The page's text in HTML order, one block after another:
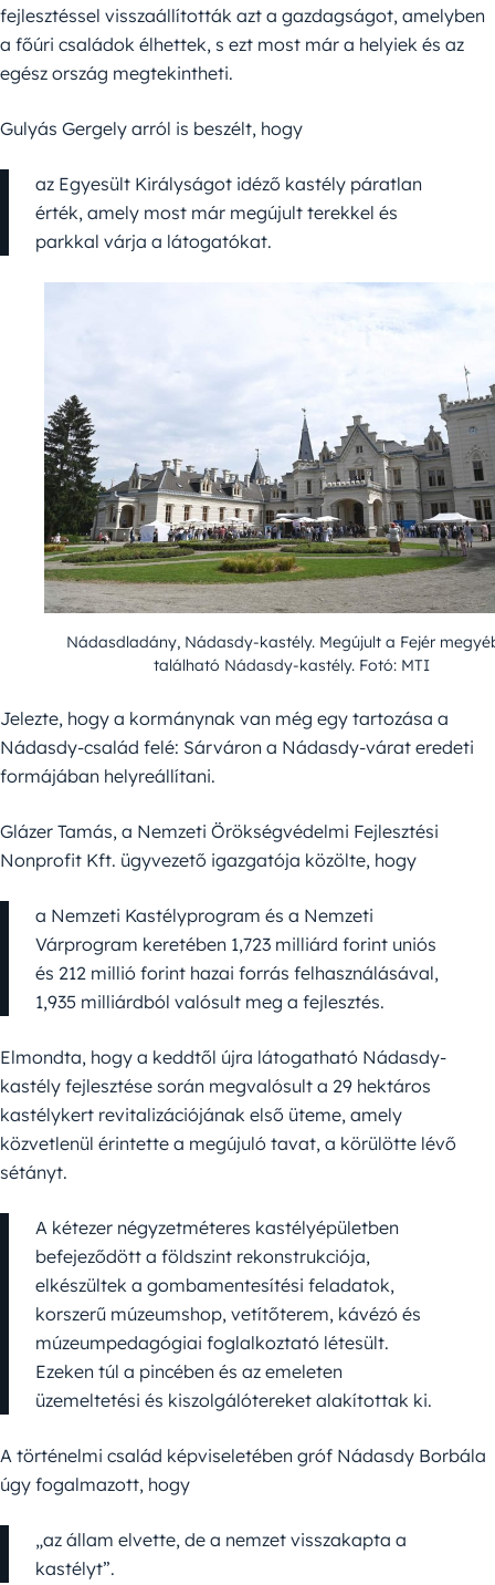
fejlesztéssel visszaállították azt a gazdagságot, amelyben
a főúri családok élhettek, s ezt most már a helyiek és az
egész ország megtekintheti.
Gulyás Gergely arról is beszélt, hogy
az Egyesült Királyságot idéző kastély páratlan
érték, amely most már megújult terekkel és
parkkal várja a látogatókat.
Nádasdladány, Nádasdy-kastély. Megújult a Fejér
található Nádasdy-kastély. Fotó: MTI
Jelezte, hogy a kormánynak van még egy tartozása a
Nádasdy-család felé: Sárváron a Nádasdy-várat eredeti
formájában helyreállítani.
Glázer Tamás, a Nemzeti Örökségvédelmi Fejlesztési
Nonprofit Kft. ügyvezető igazgatója közölte, hogy
a Nemzeti Kastélyprogram és a Nemzeti
Várprogram keretében 1,723 milliárd forint uniós
és 212 millió forint hazai forrás felhasználásával,
1,935 milliárdból valósult meg a fejlesztés.
Elmondta, hogy a keddtől újra látogatható Nádasdy-
kastély fejlesztése során megvalósult a 29 hektáros
kastélykert revitalizációjának első üteme, amely
közvetlenül érintette a megújuló tavat, a körülötte lévő
sétányt.
A kétezer négyzetméteres kastélyépületben
befejeződött a földszint rekonstrukciója,
elkészültek a gombamentesítési feladatok,
korszerű múzeumshop, vetítőterem, kávézó és
múzeumpedagógiai foglalkoztató létesült.
Ezeken túl a pincében és az emeleten
üzemeltetési és kiszolgálótereket alakítottak ki.
A történelmi család képviseletében gróf Nádasdy Borbála
úgy fogalmazott, hogy
„az állam elvette, de a nemzet visszakapta a
kastélyt”.